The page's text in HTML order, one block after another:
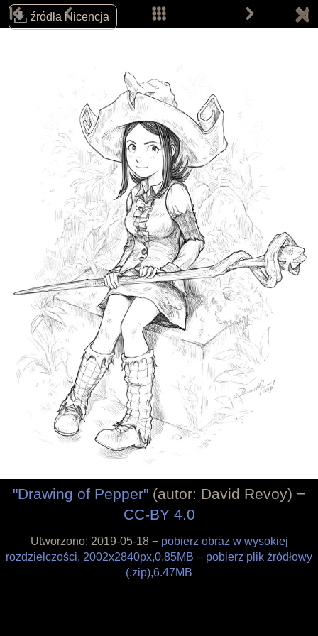
źródła i licencja
"Drawing of Pepper" (autor: David Revoy) −
CC-BY 4.0
Utworzono: 2019-05-18 − pobierz obraz w wysokiej
rozdzielczości, 2002x2840px,0.85MB − pobierz plik źródłowy
(.zip),6.47MB
Śledź autora na:
Email:info@davidrevoy.com
Dołącz do pokojów rozmów (w j. angielskim):
IRC: #pepper&carrot na libera.chat
Matrix
Telegram
Strona główna
Komiksy
Prace
Prace fanów
Filozofia
Materiały
Wesprzyj
Sklepik
Blog
O projekcie
Licencja
Framagit
Pędzle
Tapety
Liberapay
Patreon
Tipeee
Paypal